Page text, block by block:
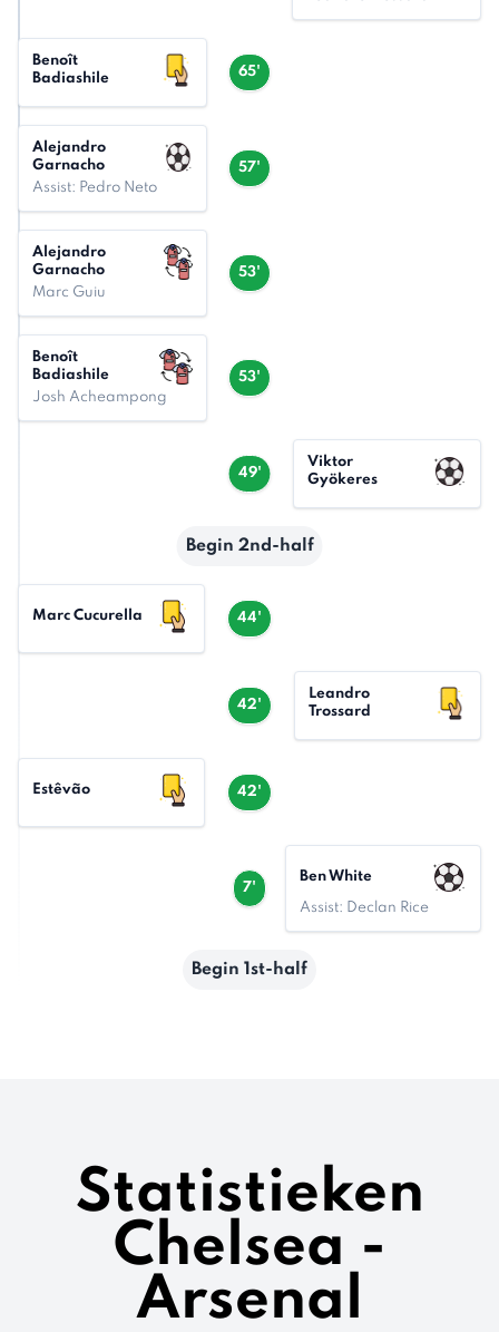
65'
Benoît
Badiashile
57'
Alejandro
Garnacho
Assist: Pedro Neto
53'
Alejandro
Garnacho
Marc Guiu
53'
Benoît
Badiashile
Josh Acheampong
49'
Viktor
Gyökeres
Begin 2nd-half
44'
Marc Cucurella
42'
Leandro
Trossard
42'
Estêvão
7'
Ben White
Assist: Declan Rice
Begin 1st-half
Statistieken
Chelsea -
Arsenal